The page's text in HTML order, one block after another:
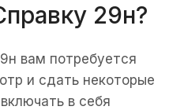
29н?
вам потребуется
и сдать некоторые
в себя